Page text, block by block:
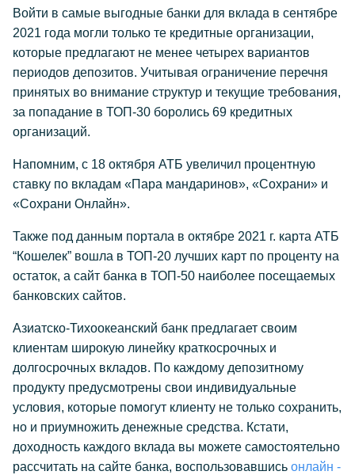
Войти в самые выгодные банки для вклада в сентябре
2021 года могли только те кредитные организации,
которые предлагают не менее четырех вариантов
периодов депозитов. Учитывая ограничение перечня
принятых во внимание структур и текущие требования,
за попадание в ТОП-30 боролись 69 кредитных
организаций.
Напомним, с 18 октября АТБ увеличил процентную
ставку по вкладам «Пара мандаринов», «Сохрани» и
«Сохрани Онлайн».
Также под данным портала в октябре 2021 г. карта АТБ
“Кошелек” вошла в ТОП-20 лучших карт по проценту на
остаток, а сайт банка в ТОП-50 наиболее посещаемых
банковских сайтов.
Азиатско-Тихоокеанский банк предлагает своим
клиентам широкую линейку краткосрочных и
долгосрочных вкладов. По каждому депозитному
продукту предусмотрены свои индивидуальные
условия, которые помогут клиенту не только сохранить,
но и приумножить денежные средства. Кстати,
доходность каждого вклада вы можете самостоятельно
рассчитать на сайте банка, воспользовавшись онлайн -